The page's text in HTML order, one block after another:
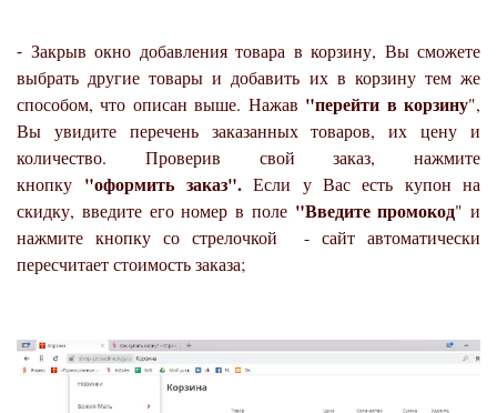
⁃ Закрыв окно добавления товара в корзину, Вы сможете
выбрать другие товары и добавить их в корзину тем же
способом, что описан выше. Нажав "перейти в корзину",
Вы увидите перечень заказанных товаров, их цену и
количество. Проверив свой заказ, нажмите
кнопку "оформить заказ".Если у Вас есть купон на
скидку, введите его номер в поле "Введите промокод" и
нажмите кнопку со стрелочкой - сайт автоматически
пересчитает стоимость заказа;